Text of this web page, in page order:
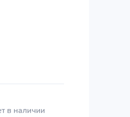
в наличии